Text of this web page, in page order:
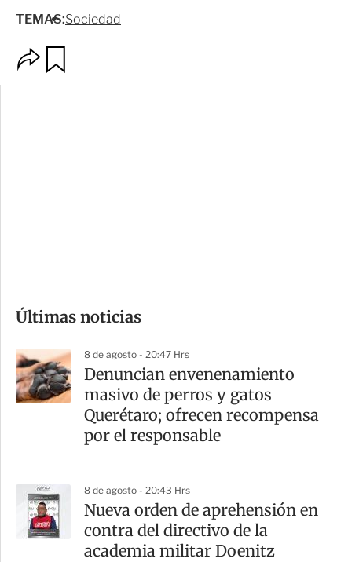
TEMAS:Sociedad
m
a
r
t
Últimas noticias
8 de agosto - 20:47 Hrs
Denuncian envenenamiento
masivo de perros y gatos
Querétaro; ofrecen recompensa
por el responsable
8 de agosto - 20:43 Hrs
Nueva orden de aprehensión en
contra del directivo de la
academia militar Doenitz